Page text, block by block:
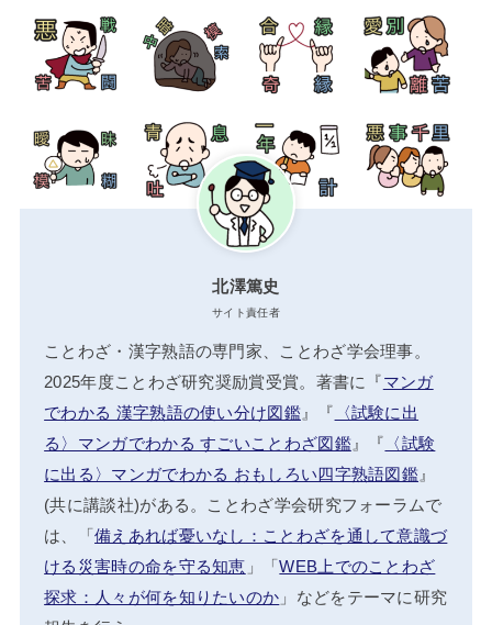
北澤篤史
サイト責任者
ことわざ・漢字熟語の専門家、ことわざ学会理事。
2025年度ことわざ研究奨励賞受賞。著書に『マンガ
でわかる 漢字熟語の使い分け図鑑』『 〈試験に出
る〉マンガでわかる すごいことわざ図鑑』『 〈試験
に出る〉マンガでわかる おもしろい四字熟語図鑑 』
(共に講談社)がある。ことわざ学会研究フォーラムで
は、「備えあれば憂いなし：ことわざを通して意識づ
ける災害時の命を守る知恵 」「WEB上でのことわざ
探求：人々が何を知りたいのか 」などをテーマに研究